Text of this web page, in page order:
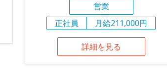
営業
正社員
月給211,000円
詳細を見る